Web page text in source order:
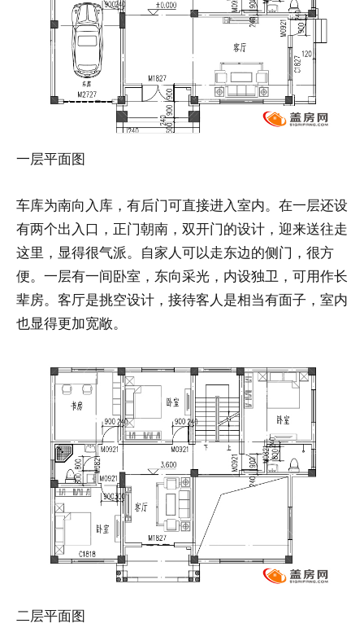
一层平面图
车库为南向入库，有后门可直接进入室内。在一层还设
有两个出入口，正门朝南，双开门的设计，迎来送往走
这里，显得很气派。自家人可以走东边的侧门，很方
便。一层有一间卧室，东向采光，内设独卫，可用作长
辈房。客厅是挑空设计，接待客人是相当有面子，室内
也显得更加宽敞。
二层平面图